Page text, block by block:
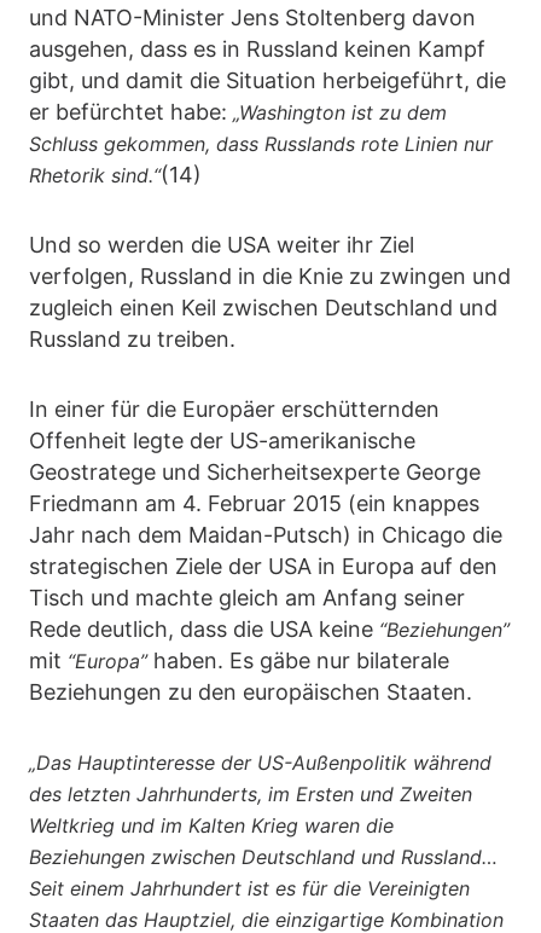
und NATO-Minister Jens Stoltenberg davon
ausgehen, dass es in Russland keinen Kampf
gibt, und damit die Situation herbeigeführt, die
er befürchtet habe: „Washington ist zu dem
Schluss gekommen, dass Russlands rote Linien nur
Rhetorik sind.“(14)
Und so werden die USA weiter ihr Ziel
verfolgen, Russland in die Knie zu zwingen und
zugleich einen Keil zwischen Deutschland und
Russland zu treiben.
In einer für die Europäer erschütternden
Offenheit legte der US-amerikanische
Geostratege und Sicherheitsexperte George
Friedmann am 4. Februar 2015 (ein knappes
Jahr nach dem Maidan-Putsch) in Chicago die
strategischen Ziele der USA in Europa auf den
Tisch und machte gleich am Anfang seiner
Rede deutlich, dass die USA keine “Beziehungen”
mit “Europa”haben. Es gäbe nur bilaterale
Beziehungen zu den europäischen Staaten.
„Das Hauptinteresse der US-Außenpolitik während
des letzten Jahrhunderts, im Ersten und Zweiten
Weltkrieg und im Kalten Krieg waren die
Beziehungen zwischen Deutschland und Russland…
Seit einem Jahrhundert ist es für die Vereinigten
Staaten das Hauptziel, die einzigartige Kombination